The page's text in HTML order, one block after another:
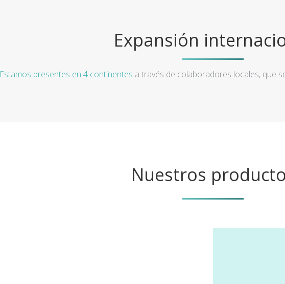
Expansión
Estamos presentes en 4 continentes a través de colaboradores locales, que
Nuestros